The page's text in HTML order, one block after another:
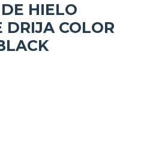
HIELO
DRIJA COLOR